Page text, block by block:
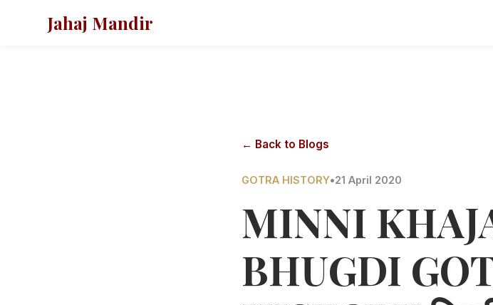
Jahaj Mandir
← Back to Blogs
GOTRA HISTORY•21 April 2020
MINNI
BHUGDI